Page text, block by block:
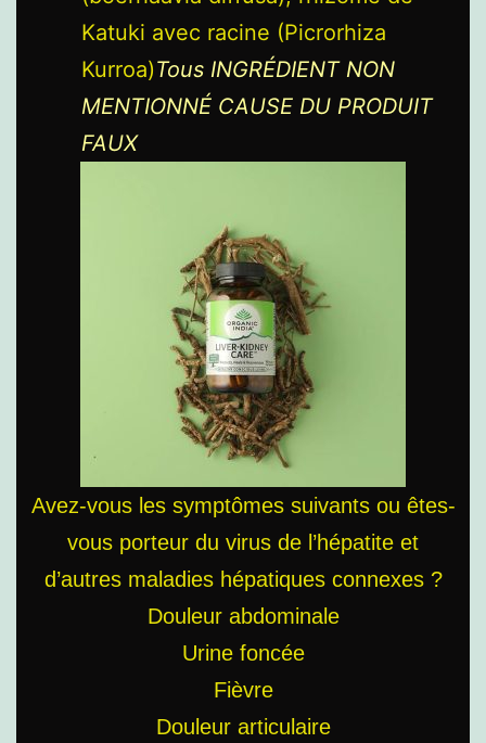
Katuki avec racine (Picrorhiza
Kurroa)Tous INGRÉDIENT NON
MENTIONNÉ CAUSE DU PRODUIT
FAUX
Avez-vous les symptômes suivants ou êtes-
vous porteur du virus de l’hépatite et
d’autres maladies hépatiques connexes ?
Douleur abdominale
Urine foncée
Fièvre
Douleur articulaire